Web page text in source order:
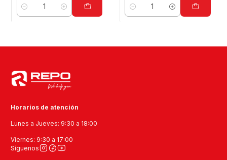
Cantidad Cantidad
Horarios de atención
Lunes a Jueves: 9:30 a 18:00
Viernes: 9:30 a 17:00
Síguenos